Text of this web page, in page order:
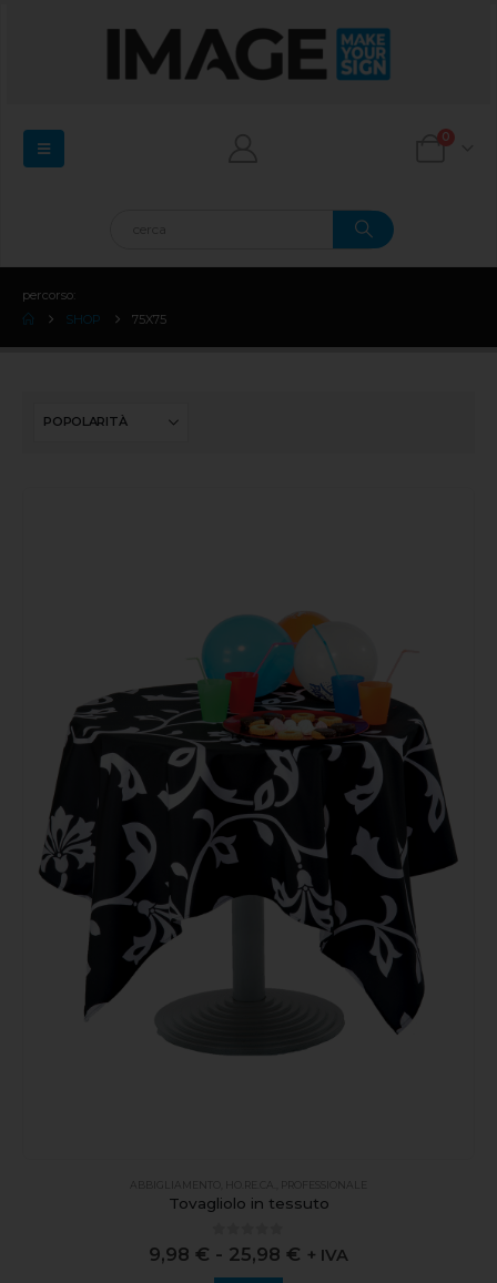
0
percorso:
SHOP
75X75
ABBIGLIAMENTO HO.RE.CA. PROFESSIONALE
Tovagliolo in tessuto
out of 5
9,98 € - 25,98 € + IVA